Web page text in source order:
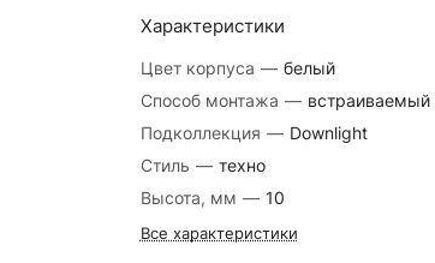
Характеристики
Цвет корпуса — белый
Способ монтажа — встраиваемый
Подколлекция — Downlight
Стиль — техно
Высота, мм — 10
Все характеристики